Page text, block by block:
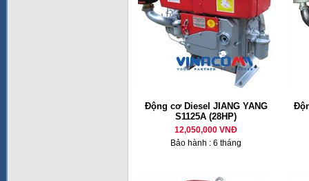
Động cơ Diesel JIANG YANG
S1125A (28HP)
12,050,000 VNĐ
Bảo hành : 6 tháng